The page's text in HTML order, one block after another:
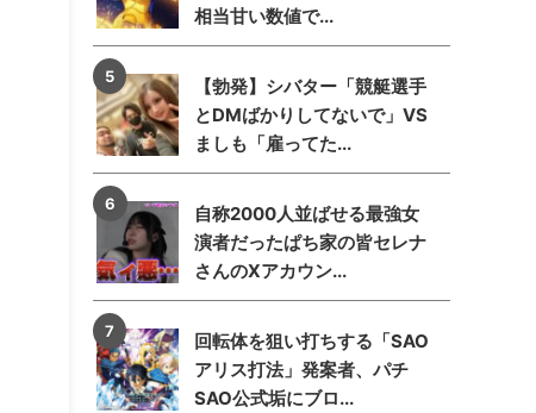
相当甘い数値で...
【勃発】シバター「競艇選手
とDMばかりしてないで」VS
ましも「雇ってた...
自称2000人並ばせる最強女
演者だったぱち家の皆セレナ
さんのXアカウン...
回転体を狙い打ちする「SAO
アリス打法」発案者、パチ
SAO公式垢にブロ...